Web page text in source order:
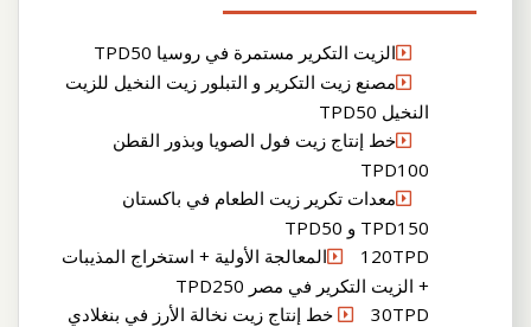
الزيت التكرير مستمرة في روسيا TPD50
مصنع زيت التكرير و التبلور زيت النخيل للزيت
النخيل TPD50
خط إنتاج زيت فول الصويا وبذور القطن
TPD100
معدات تكرير زيت الطعام في باكستان
TPD150 و TPD50
120TPDالمعالجة الأولية + استخراج المذيبات
+ الزيت التكرير في مصر TPD250
30TPD خط إنتاج زيت نخالة الأرز في بنغلادي